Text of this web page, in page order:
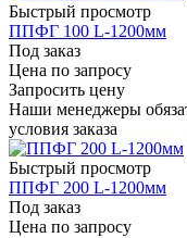
Быстрый просмотр
ППФГ 100 L-1200мм
Под заказ
Цена по запросу
Запросить цену
Наши менеджеры
условия заказа
Быстрый просмотр
ППФГ 200 L-1200мм
Под заказ
Цена по запросу